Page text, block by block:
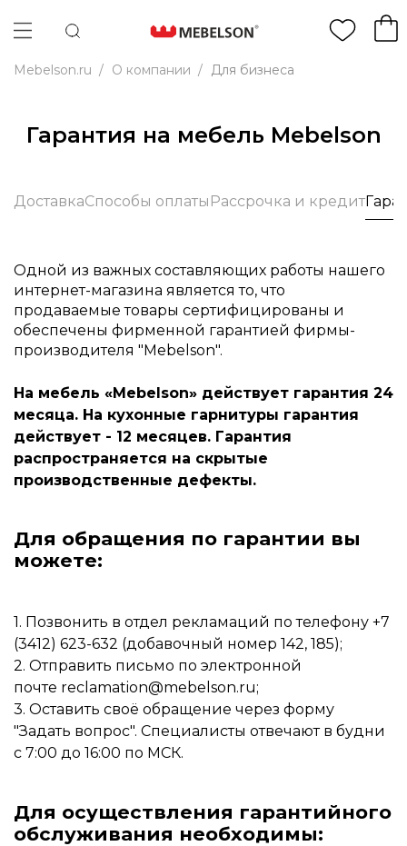
Mebelson.ru / О компании / Для бизнеса
Гарантия на мебель Mebelson
ДоставкаСпособы оплаты Рассрочка и кредит
Одной из важных составляющих работы нашего
интернет-магазина является то, что
продаваемые товары сертифицированы и
обеспечены фирменной гарантией фирмы-
производителя "Mebelson".
На мебель «Mebelson» действует гарантия 24
месяца. На кухонные гарнитуры гарантия
действует - 12 месяцев. Гарантия
распространяется на скрытые
производственные дефекты.
Для обращения по гарантии вы
можете:
1. Позвонить в отдел рекламаций по телефону +7
(3412) 623-632 (добавочный номер 142, 185);
2. Отправить письмо по электронной
почте reclamation@mebelson.ru;
3. Оставить своё обращение через форму
"Задать вопрос". Специалисты отвечают в будни
с 7:00 до 16:00 по МСК.
Для осуществления гарантийного
обслуживания необходимы: